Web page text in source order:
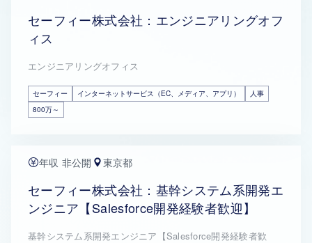
セーフィー株式会社：エンジニアリングオフ
ィス
エンジニアリングオフィス
セーフィー インターネットサービス（EC、メディア、アプリ）
人事
800万～
年収 非公開 東京都
セーフィー株式会社：基幹システム系開発エ
ンジニア【Salesforce開発経験者歓迎】
基幹システム系開発エンジニア【Salesforce開発経験者歓